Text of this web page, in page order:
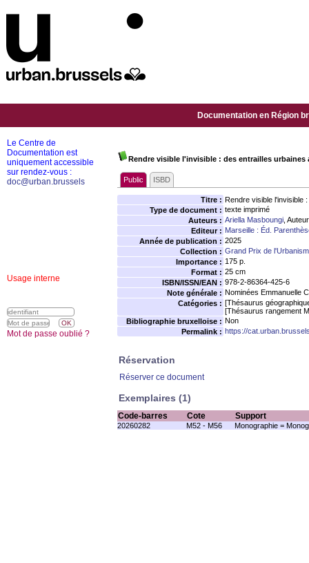
Documentation en Région
Rendre visible l'invisible : des entrailles urbaines
Public ISBD
Titre : Rendre visible l'invisible
Type de document : texte imprimé
Auteurs : Ariella Masboungi ,
Editeur : Marseille : Éd.
Année de publication : 2025
Collection : Grand Prix de
Importance : 175 p.
Format : 25 cm
ISBN/ISSN/EAN : 978-2-86364-425-6
Note générale : Nominées Emmanuelle
Catégories : [Thésaurus
[Thésaurus rangement
Bibliographie bruxelloise : Non
Permalink : https://
Réservation
Réserver ce document
Exemplaires (1)
Code-barres Cote Support
20260282 M52 - M56 Monographie =
Le Centre de
Documentation est
uniquement accessible
sur rendez-vous :
doc@urban.brussels
Usage interne
Mot de passe oublié ?